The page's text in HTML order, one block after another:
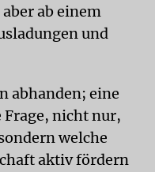
ab einem
und
abhanden; eine
Frage, nicht nur,
welche
aktiv fördern